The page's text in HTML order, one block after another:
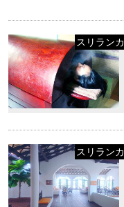
スリランカ
スリランカ